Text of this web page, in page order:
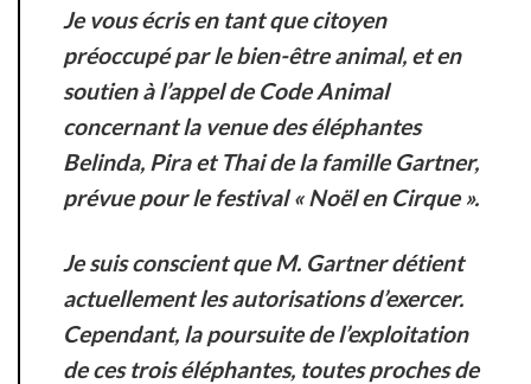
Je vous écris en tant que citoyen
préoccupé par le bien-être animal, et en
soutien à l’appel de Code Animal
concernant la venue des éléphantes
Belinda, Pira et Thai de la famille Gartner,
prévue pour le festival « Noël en Cirque ».
Je suis conscient que M. Gartner détient
actuellement les autorisations d’exercer.
Cependant, la poursuite de l’exploitation
de ces trois éléphantes, toutes proches de